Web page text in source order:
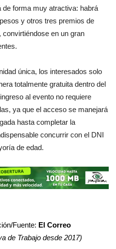
forma muy atractiva: habrá
y otros tres premios de
convirtiéndose en un gran
única, los interesados solo
totalmente gratuita dentro del
al evento no requiere
ya que el acceso se manejará
hasta completar la
concurrir con el DNI
de edad.
Fuente: El Correo
de Trabajo desde 2017)